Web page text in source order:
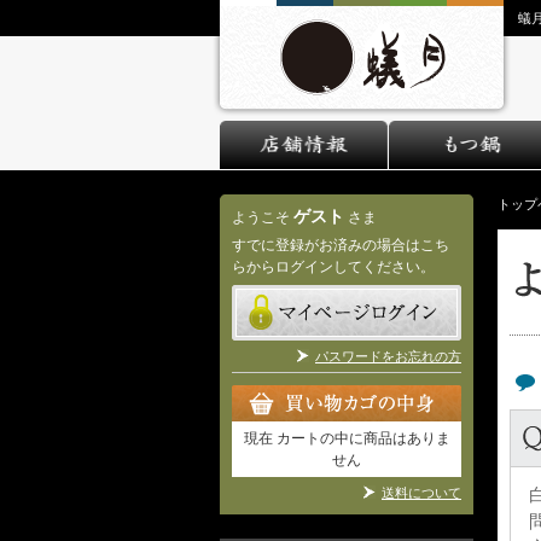
蟻
トッ
ようこそ ゲスト さま
すでに登録がお済みの場合はこち
らからログインしてください。
パスワードをお忘れの方
現在 カートの中に商品はありま
せん
送料について